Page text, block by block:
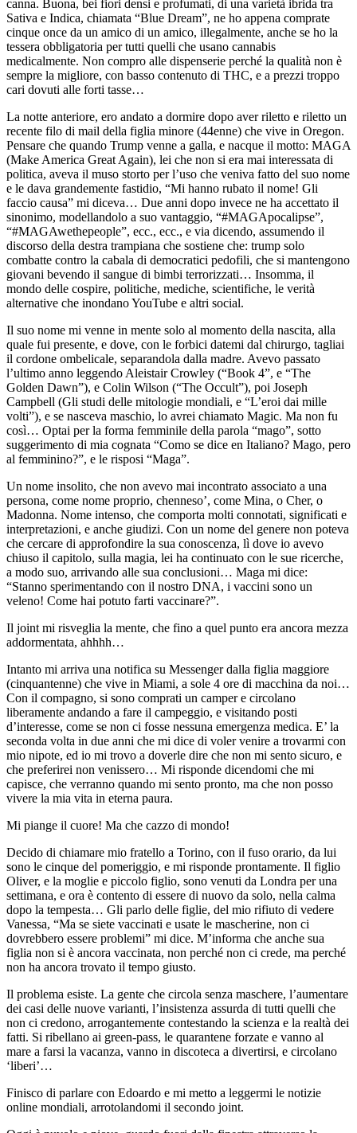
canna. Buona, bei fiori densi e profumati, di una varietà ibrida tra
Sativa e Indica, chiamata “Blue Dream”, ne ho appena comprate
cinque once da un amico di un amico, illegalmente, anche se ho la
tessera obbligatoria per tutti quelli che usano cannabis
medicalmente. Non compro alle dispenserie perché la qualità non è
sempre la migliore, con basso contenuto di THC, e a prezzi troppo
cari dovuti alle forti tasse…
La notte anteriore, ero andato a dormire dopo aver riletto e riletto un
recente filo di mail della figlia minore (44enne) che vive in Oregon.
Pensare che quando Trump venne a galla, e nacque il motto: MAGA
(Make America Great Again), lei che non si era mai interessata di
politica, aveva il muso storto per l’uso che veniva fatto del suo nome
e le dava grandemente fastidio, “Mi hanno rubato il nome! Gli
faccio causa” mi diceva… Due anni dopo invece ne ha accettato il
sinonimo, modellandolo a suo vantaggio, “#MAGApocalipse”,
“#MAGAwethepeople”, ecc., ecc., e via dicendo, assumendo il
discorso della destra trampiana che sostiene che: trump solo
combatte contro la cabala di democratici pedofili, che si mantengono
giovani bevendo il sangue di bimbi terrorizzati… Insomma, il
mondo delle cospire, politiche, mediche, scientifiche, le verità
alternative che inondano YouTube e altri social.
Il suo nome mi venne in mente solo al momento della nascita, alla
quale fui presente, e dove, con le forbici datemi dal chirurgo, tagliai
il cordone ombelicale, separandola dalla madre. Avevo passato
l’ultimo anno leggendo Aleistair Crowley (“Book 4”, e “The
Golden Dawn”), e Colin Wilson (“The Occult”), poi Joseph
Campbell (Gli studi delle mitologie mondiali, e “L’eroi dai mille
volti”), e se nasceva maschio, lo avrei chiamato Magic. Ma non fu
così… Optai per la forma femminile della parola “mago”, sotto
suggerimento di mia cognata “Como se dice en Italiano? Mago, pero
al femminino?”, e le risposi “Maga”.
Un nome insolito, che non avevo mai incontrato associato a una
persona, come nome proprio, chenneso’, come Mina, o Cher, o
Madonna. Nome intenso, che comporta molti connotati, significati e
interpretazioni, e anche giudizi. Con un nome del genere non poteva
che cercare di approfondire la sua conoscenza, lì dove io avevo
chiuso il capitolo, sulla magia, lei ha continuato con le sue ricerche,
a modo suo, arrivando alle sua conclusioni… Maga mi dice:
“Stanno sperimentando con il nostro DNA, i vaccini sono un
veleno! Come hai potuto farti vaccinare?”.
Il joint mi risveglia la mente, che fino a quel punto era ancora mezza
addormentata, ahhhh…
Intanto mi arriva una notifica su Messenger dalla figlia maggiore
(cinquantenne) che vive in Miami, a sole 4 ore di macchina da noi…
Con il compagno, si sono comprati un camper e circolano
liberamente andando a fare il campeggio, e visitando posti
d’interesse, come se non ci fosse nessuna emergenza medica. E’ la
seconda volta in due anni che mi dice di voler venire a trovarmi con
mio nipote, ed io mi trovo a doverle dire che non mi sento sicuro, e
che preferirei non venissero… Mi risponde dicendomi che mi
capisce, che verranno quando mi sento pronto, ma che non posso
vivere la mia vita in eterna paura.
Mi piange il cuore! Ma che cazzo di mondo!
Decido di chiamare mio fratello a Torino, con il fuso orario, da lui
sono le cinque del pomeriggio, e mi risponde prontamente. Il figlio
Oliver, e la moglie e piccolo figlio, sono venuti da Londra per una
settimana, e ora è contento di essere di nuovo da solo, nella calma
dopo la tempesta… Gli parlo delle figlie, del mio rifiuto di vedere
Vanessa, “Ma se siete vaccinati e usate le mascherine, non ci
dovrebbero essere problemi” mi dice. M’informa che anche sua
figlia non si è ancora vaccinata, non perché non ci crede, ma perché
non ha ancora trovato il tempo giusto.
Il problema esiste. La gente che circola senza maschere, l’aumentare
dei casi delle nuove varianti, l’insistenza assurda di tutti quelli che
non ci credono, arrogantemente contestando la scienza e la realtà dei
fatti. Si ribellano ai green-pass, le quarantene forzate e vanno al
mare a farsi la vacanza, vanno in discoteca a divertirsi, e circolano
‘liberi’…
Finisco di parlare con Edoardo e mi metto a leggermi le notizie
online mondiali, arrotolandomi il secondo joint.